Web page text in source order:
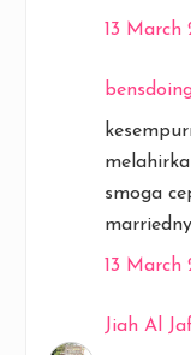
13 March
smoga
13 March
Jiah Al